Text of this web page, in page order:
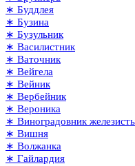
∗ Буддлея
∗ Бузина
∗ Бузульник
∗ Василистник
∗ Ваточник
∗ Вейгела
∗ Вейник
∗ Вербейник
∗ Вероника
∗ Виноградовник
∗ Вишня
∗ Волжанка
∗ Гайлардия